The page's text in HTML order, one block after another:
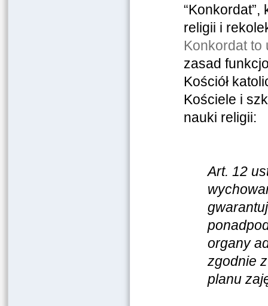
religii i
Konkordat to
zasad
Kościół
Kościele i
nauki religii:
Art. 12
organy
zgodnie
planu